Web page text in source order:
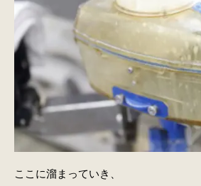
ここに溜まっていき、